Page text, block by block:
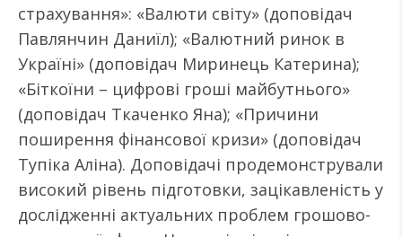
страхування»: «Валюти світу» (доповідач
Павлянчин Даниїл); «Валютний ринок в
Україні» (доповідач Миринець Катерина);
«Біткоїни – цифрові гроші майбутнього»
(доповідач Ткаченко Яна); «Причини
поширення фінансової кризи» (доповідач
Тупіка Аліна). Доповідачі продемонстрували
високий рівень підготовки, зацікавленість у
дослідженні актуальних проблем грошово-